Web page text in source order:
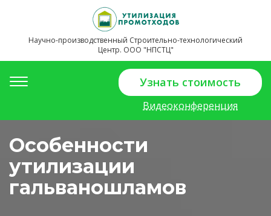
Научно-производственный Строительно-технологический
Центр. ООО "НПСТЦ"
Узнать стоимость
Видеоконференция
Toggle
Особенности
утилизации
гальваношламов